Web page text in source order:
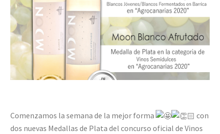
Comenzamos la semana de la mejor forma
con
dos nuevas Medallas de Plata del concurso oficial de Vinos